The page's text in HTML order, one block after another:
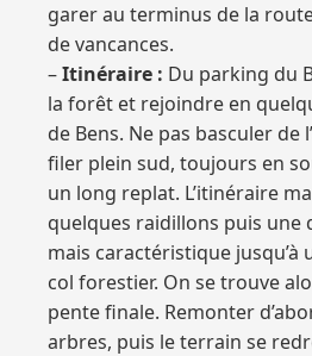
garer au terminus de la
de vancances.
–Itinéraire : Du parking du
la forêt et rejoindre en
de Bens. Ne pas basculer de
filer plein sud, toujours en
un long replat. L’itinéraire
quelques raidillons puis une
mais caractéristique jusqu’à
col forestier. On se trouve
pente finale. Remonter
arbres, puis le terrain se